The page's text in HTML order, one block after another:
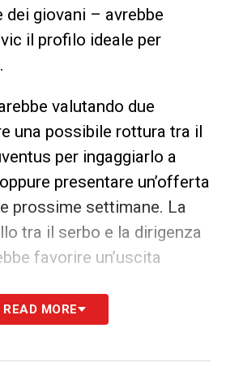
dei giovani – avrebbe
il profilo ideale per
valutando due
una possibile rottura tra il
per ingaggiarlo a
presentare un’offerta
prossime settimane. La
tra il serbo e la dirigenza
favorire un’uscita
resta alla finestra
READ MORE